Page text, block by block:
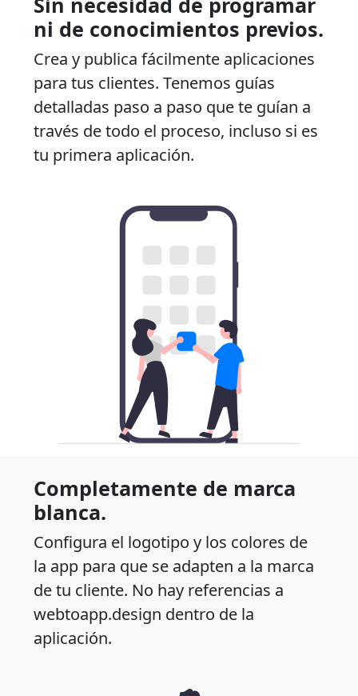
ni de conocimientos previos.
Crea y publica fácilmente aplicaciones
para tus clientes. Tenemos guías
detalladas paso a paso que te guían a
través de todo el proceso, incluso si es
tu primera aplicación.
Completamente de marca
blanca.
Configura el logotipo y los colores de
la app para que se adapten a la marca
de tu cliente. No hay referencias a
webtoapp.design dentro de la
aplicación.